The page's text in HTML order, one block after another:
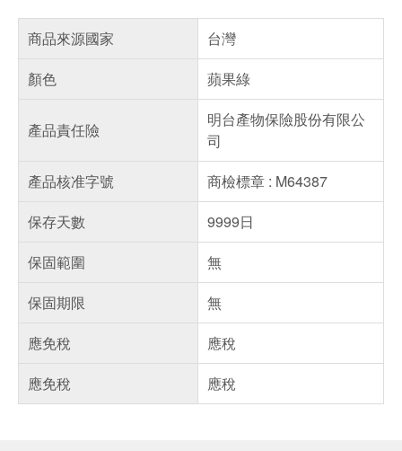
商品來源國家
台灣
顏色
蘋果綠
產品責任險
明台產物保險股份有限公
司
產品核准字號
商檢標章 : M64387
保存天數
9999日
保固範圍
無
保固期限
無
應免稅
應稅
應免稅
應稅